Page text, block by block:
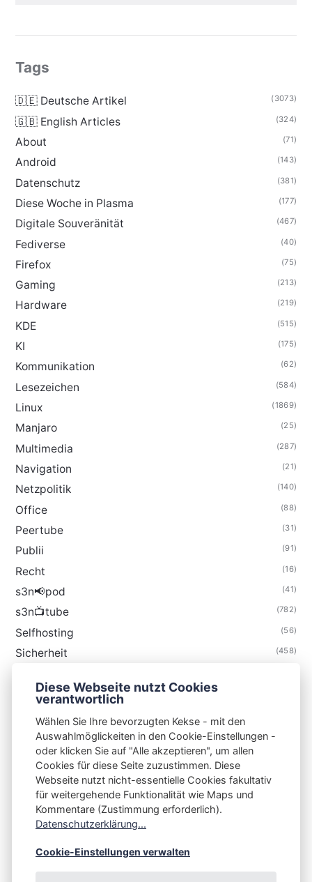
Tags
🇩🇪 Deutsche Artikel (3073)
🇬🇧 English Articles (324)
About (71)
Android (143)
Datenschutz (381)
Diese Woche in Plasma (177)
Digitale Souveränität (467)
Fediverse (40)
Firefox (75)
Gaming (213)
Hardware (219)
KDE (515)
KI (175)
Kommunikation (62)
Lesezeichen (584)
Linux (1869)
Manjaro (25)
Multimedia (287)
Navigation (21)
Netzpolitik (140)
Office (88)
Peertube (31)
Publii (91)
Recht (16)
s3n📢pod (41)
s3n📺tube (782)
Selfhosting (56)
Sicherheit (458)
Thunderbird
S3N🧩NET
Integrating Open-Source Blog Network (iOSBN)
Impressum
Kontakt
Diese Webseite nutzt Cookies
verantwortlich
Wählen Sie Ihre bevorzugten Kekse - mit den
Auswahlmöglickeiten in den Cookie-Einstellungen -
oder klicken Sie auf "Alle akzeptieren", um allen
Cookies für diese Seite zuzustimmen. Diese
Webseite nutzt nicht-essentielle Cookies fakultativ
für weitergehende Funktionalität wie Maps und
Kommentare (Zustimmung erforderlich).
Datenschutzerklärung...
Cookie-Einstellungen verwalten